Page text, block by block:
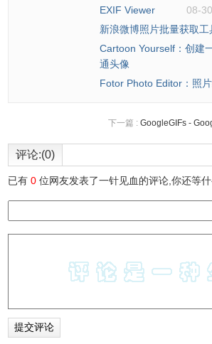
EXIF Viewer
08-
新浪微博照片批量获取
Cartoon Yourself：创建
通头像
Fotor Photo Editor：照
下一篇 : GoogleGIFs -
评论:(0)
已有0 位网友发表了一针见血的评论,你还等什